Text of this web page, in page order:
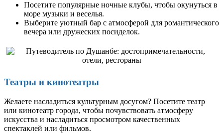
Посетите популярные ночные клубы, чтобы окунуться в
море музыки и веселья.
Выберите уютный бар с атмосферой для романтического
вечера или дружеских посиделок.
Театры и кинотеатры
Желаете насладиться культурным досугом? Посетите театр
или кинотеатр города, чтобы почувствовать атмосферу
искусства и насладиться просмотром качественных
спектаклей или фильмов.